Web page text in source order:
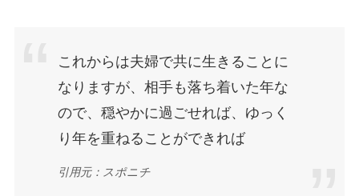
これからは夫婦で共に生きることに
なりますが、相手も落ち着いた年な
ので、穏やかに過ごせれば、ゆっく
り年を重ねることができれば
引用元：スポニチ